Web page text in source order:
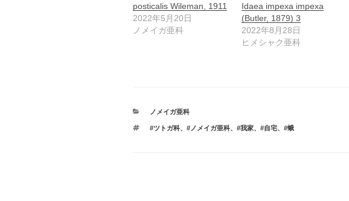
posticalis Wileman, 1911
2022年5月20日
ノメイガ亜科
Idaea impexa impexa
(Butler, 1879) 3
2022年8月28日
ヒメシャク亜科
カ
ゴ
ノメイガ亜科
タ
#ツトガ科、 #ノメイガ亜科、 #我家、 #自宅、 #蛾